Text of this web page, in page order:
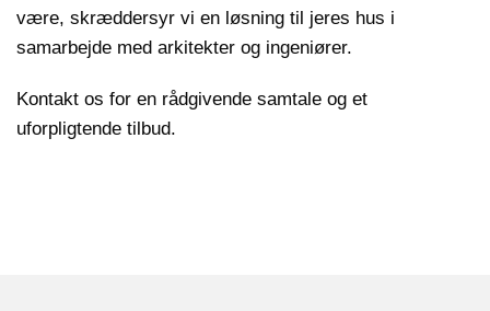
være, skræddersyr vi en løsning til jeres hus i
samarbejde med arkitekter og ingeniører.
Kontakt os for en rådgivende samtale og et
uforpligtende tilbud.